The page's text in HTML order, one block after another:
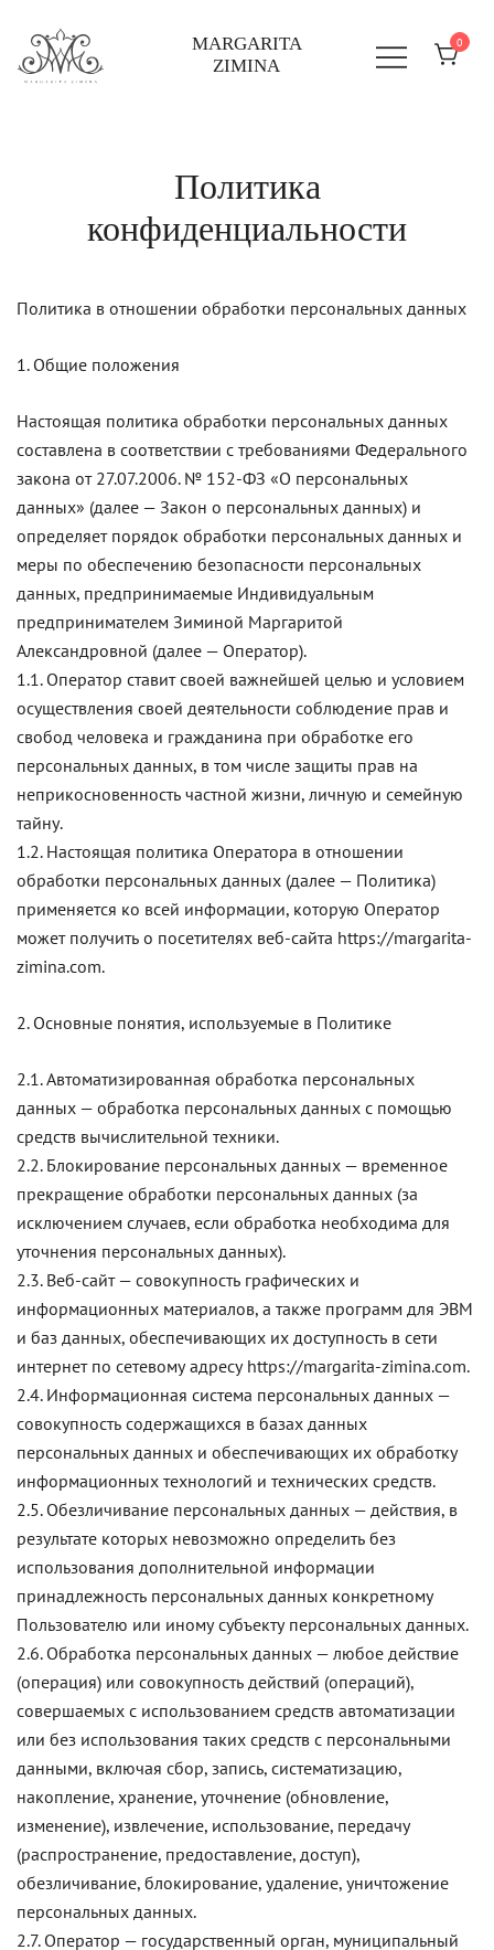
содержимому
MARGARITA
ZIMINA
0
Политика
конфиденциальности
Политика в отношении обработки персональных данных
1. Общие положения
Настоящая политика обработки персональных данных
составлена в соответствии с требованиями Федерального
закона от 27.07.2006. № 152-ФЗ «О персональных
данных» (далее — Закон о персональных данных) и
определяет порядок обработки персональных данных и
меры по обеспечению безопасности персональных
данных, предпринимаемые Индивидуальным
предпринимателем Зиминой Маргаритой
Александровной (далее — Оператор).
1.1. Оператор ставит своей важнейшей целью и условием
осуществления своей деятельности соблюдение прав и
свобод человека и гражданина при обработке его
персональных данных, в том числе защиты прав на
неприкосновенность частной жизни, личную и семейную
тайну.
1.2. Настоящая политика Оператора в отношении
обработки персональных данных (далее — Политика)
применяется ко всей информации, которую Оператор
может получить о посетителях веб-сайта https://margarita-
zimina.com.
2. Основные понятия, используемые в Политике
2.1. Автоматизированная обработка персональных
данных — обработка персональных данных с помощью
средств вычислительной техники.
2.2. Блокирование персональных данных — временное
прекращение обработки персональных данных (за
исключением случаев, если обработка необходима для
уточнения персональных данных).
2.3. Веб-сайт — совокупность графических и
информационных материалов, а также программ для ЭВМ
и баз данных, обеспечивающих их доступность в сети
интернет по сетевому адресу https://margarita-zimina.com.
2.4. Информационная система персональных данных —
совокупность содержащихся в базах данных
персональных данных и обеспечивающих их обработку
информационных технологий и технических средств.
2.5. Обезличивание персональных данных — действия, в
результате которых невозможно определить без
использования дополнительной информации
принадлежность персональных данных конкретному
Пользователю или иному субъекту персональных данных.
2.6. Обработка персональных данных — любое действие
(операция) или совокупность действий (операций),
совершаемых с использованием средств автоматизации
или без использования таких средств с персональными
данными, включая сбор, запись, систематизацию,
накопление, хранение, уточнение (обновление,
изменение), извлечение, использование, передачу
(распространение, предоставление, доступ),
обезличивание, блокирование, удаление, уничтожение
персональных данных.
2.7. Оператор — государственный орган, муниципальный